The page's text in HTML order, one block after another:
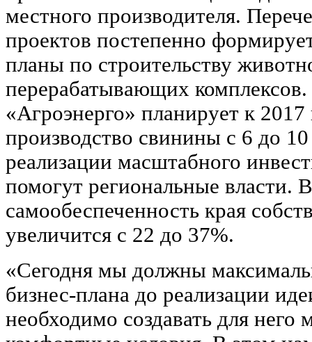
местного производителя.
проектов постепенно
планы по строительству
перерабатывающих
«Агроэнерго» планирует к 2017
производство свинины с 6 до
реализации масштабного
помогут региональные власти.
самообеспеченность края
увеличится с 22 до 37%.
«Сегодня мы должны
бизнес-плана до реализации
необходимо создавать для него